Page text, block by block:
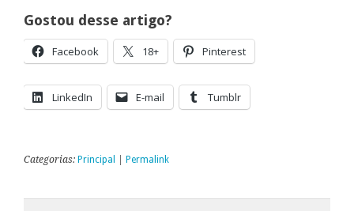
Gostou desse artigo?
Facebook 18+ Pinterest
LinkedIn E-mail Tumblr
Categorias: Principal Permalink